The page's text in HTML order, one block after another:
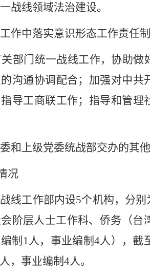
战线领域法治建设。
作中落实意识形态工作责任
部门统一战线工作，协助
沟通协调配合；加强对中
导工商联工作；指导和管
和上级党委统战部交办的其他
况
线工作部内设5个机构，分
阶层人士工作科、侨务（台
制 1人，事业编制4人），截
人，事业编制 4人。